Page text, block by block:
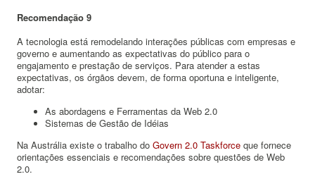
Recomendação 9
A tecnologia está remodelando interações públicas com empresas e
governo e aumentando as expectativas do público para o
engajamento e prestação de serviços. Para atender a estas
expectativas, os órgãos devem, de forma oportuna e inteligente,
adotar:
As abordagens e Ferramentas da Web 2.0
Sistemas de Gestão de Idéias
Na Austrália existe o trabalho do Govern 2.0 Taskforce que fornece
orientações essenciais e recomendações sobre questões de Web
2.0.